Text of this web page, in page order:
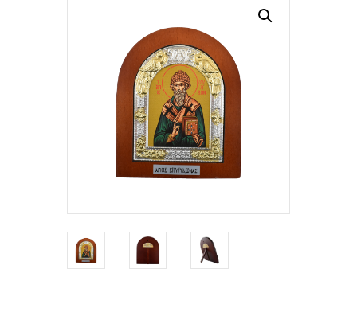
ПРЕДМЕТЫ
СВЕЧИ
СУВЕНИРЫ ДЛЯ
ДОМА
ПОДНОШЕНИЯ